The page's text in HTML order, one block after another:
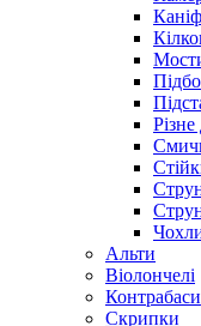
Альти
Віолончелі
Контрабаси
Скрипки